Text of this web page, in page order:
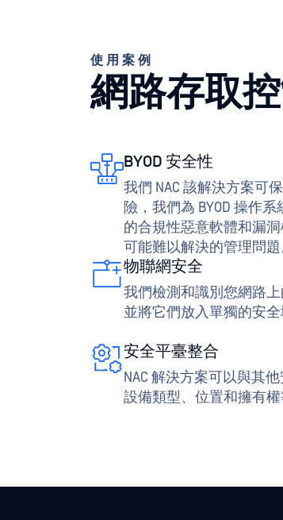
使用案例
網路存取
BYOD 安全性
我們 NAC 該解決方案可
險，我們為 BYOD 操作
的合規性惡意軟體和漏
可能難以解決的管理問題
物聯網安全
我們檢測和識別您網路
並將它們放入單獨的安
安全平臺整合
NAC 解決方案可以與其
設備類型、位置和擁有